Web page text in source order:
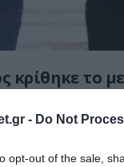
- Do Not
opt-out of the sale,
κρίθηκε το
της